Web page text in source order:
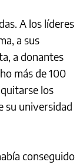
A los líderes
a sus
a donantes
más de 100
los
su universidad
conseguido